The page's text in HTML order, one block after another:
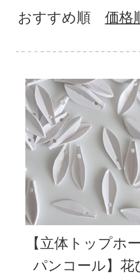
おすすめ順 価格
【立体トップホ
パンコール】花